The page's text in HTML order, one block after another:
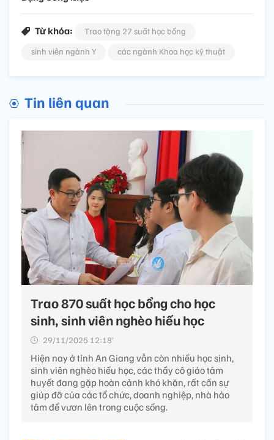
Từ khóa:
Trao tặng 27 suất học bổng
sinh viên ngành Y
các ngành Khoa học kỹ thuật
Tin liên quan
Trao 870 suất học bổng cho học
sinh, sinh viên nghèo hiếu học
29/11/2025 12:18’
Hiện nay ở tỉnh An Giang vẫn còn nhiều học sinh,
sinh viên nghèo hiếu học, các thầy cô giáo tâm
huyết đang gặp hoàn cảnh khó khăn, rất cần sự
giúp đỡ của các tổ chức, doanh nghiệp, nhà hảo
tâm để vươn lên trong cuộc sống.